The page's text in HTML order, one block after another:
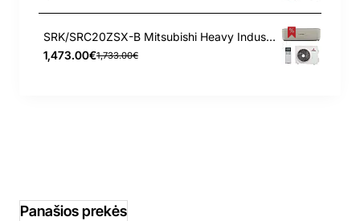
SRK/SRC20ZSX-B Mitsubishi Heavy Industries 2.0/2.7 kW šilumos siurblys
1,473.00€1,733.00€
Panašios prekės